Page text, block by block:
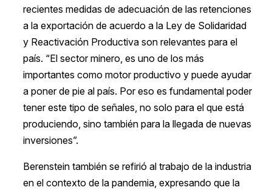
recientes medidas de adecuación de las retenciones
a la exportación de acuerdo a la Ley de Solidaridad
y Reactivación Productiva son relevantes para el
país. “El sector minero, es uno de los más
importantes como motor productivo y puede ayudar
a poner de pie al país. Por eso es fundamental poder
tener este tipo de señales, no solo para el que está
produciendo, sino también para la llegada de nuevas
inversiones”.
Berenstein también se refirió al trabajo de la industria
en el contexto de la pandemia, expresando que la